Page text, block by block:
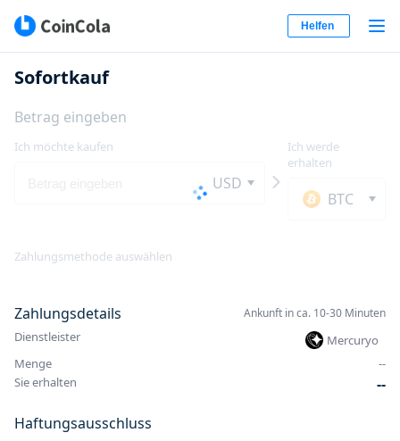
Helfen
Sofortkauf
Betrag eingeben
Ich möchte kaufen
USD
Ich werde
erhalten
BTC
Zahlungsmethode auswählen
Zahlungsdetails Ankunft in ca. 10-30 Minuten
Dienstleister
Mercuryo
Menge
--
Sie erhalten
--
Haftungsausschluss